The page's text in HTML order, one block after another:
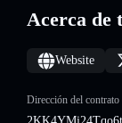
Acerca de
Website
Dirección del